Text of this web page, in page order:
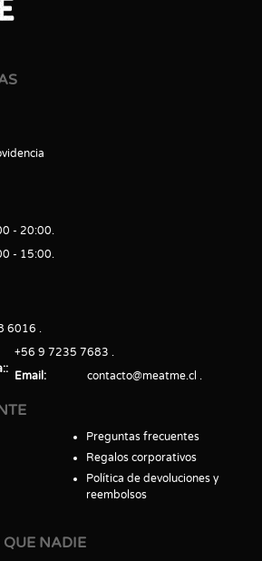
- 20:00
- 15:00
6016
+56 9 7235 7683
Email
contacto@meatme.cl
Preguntas frecuentes
Regalos corporativos
Política de devoluciones y
reembolsos
QUE NADIE